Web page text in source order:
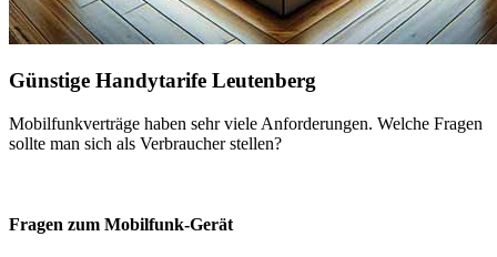
Günstige Handytarife Leutenberg
Mobilfunkverträge haben sehr viele Anforderungen. Welche Fragen
sollte man sich als Verbraucher stellen?
Fragen zum Mobilfunk-Gerät